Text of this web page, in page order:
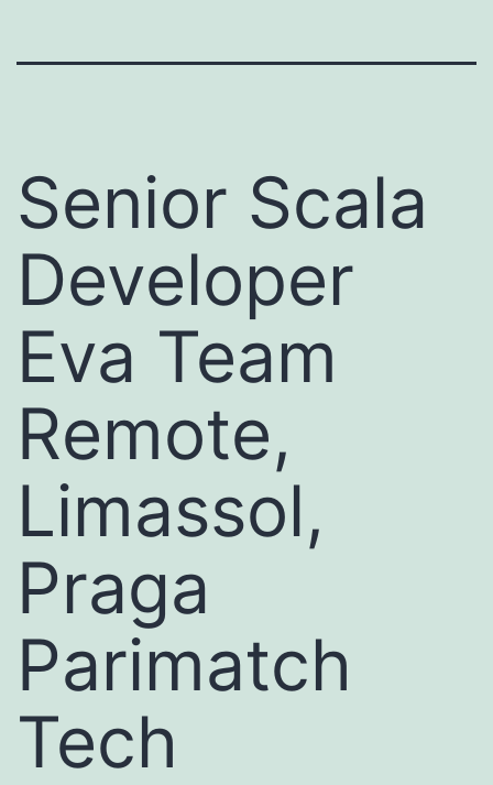
Senior Scala
Developer
Eva Team
Remote,
Limassol,
Praga
Parimatch
Tech